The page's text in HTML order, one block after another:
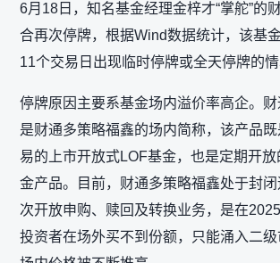
6月18日，知名基金经理金梓才“掌舵”的
合再次停牌，根据Wind数据统计，该基
11个交易日出现临时停牌或全天停牌的情
停牌原因主要系基金场内溢价率高企。
是财通多策略福鑫的场内简称，该产品
易的上市开放式LOF基金，也是定期开
金产品。目前，财通多策略福鑫处于封
次开放申购、赎回及转换业务，是在2025
投资者在场外买不到份额，只能涌入二